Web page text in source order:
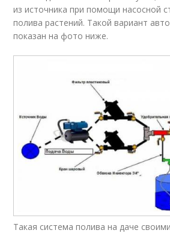
из источника при помощи насосной
полива растений. Такой вариант
показан на фото ниже.
Такая система полива на даче